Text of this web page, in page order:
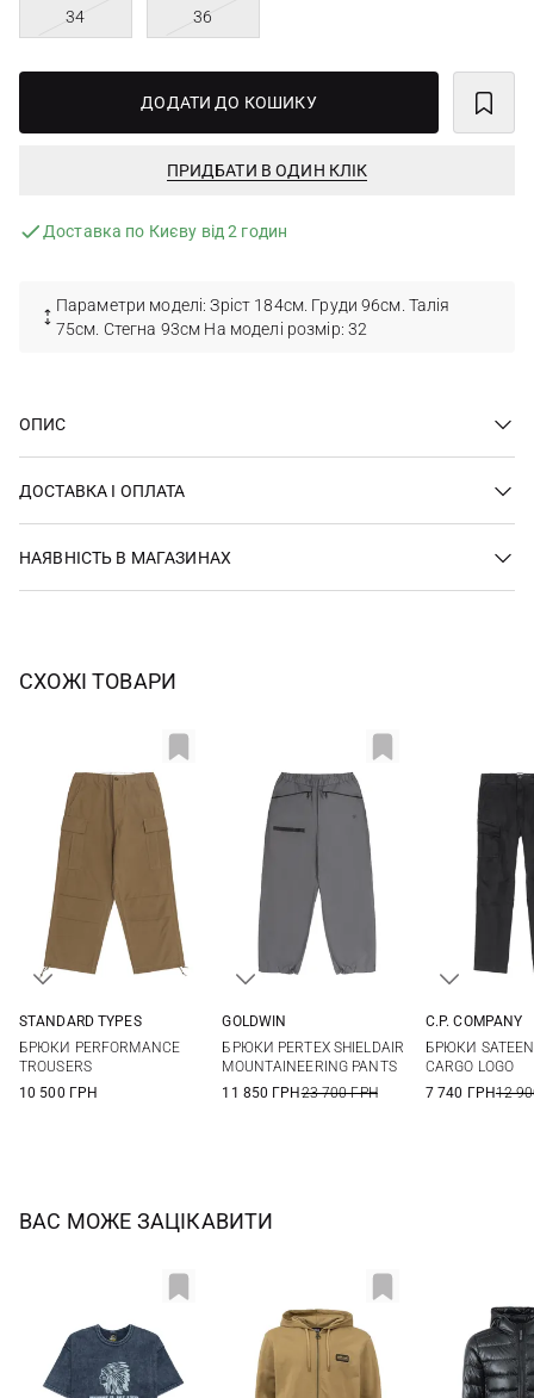
34 36
ДОДАТИ ДО КОШИКУ
ПРИДБАТИ В ОДИН КЛІК
Доставка по Києву від 2 годин
Параметри моделі: Зріст 184см. Груди 96см. Талія
75см. Стегна 93см На моделі розмір: 32
ОПИС
ДОСТАВКА І ОПЛАТА
НАЯВНІСТЬ В МАГАЗИНАХ
СХОЖІ ТОВАРИ
STANDARD TYPES
БРЮКИ PERFORMANCE
TROUSERS
10 500 ГРН
GOLDWIN
БРЮКИ PERTEX SHIELDAIR
MOUNTAINEERING PANTS
11 850 ГРН23 700 ГРН
54
56
C.P. COMPANY
БРЮКИ SATEEN
CARGO LOGO
7 740 ГРН12
ВАС МОЖЕ ЗАЦІКАВИТИ